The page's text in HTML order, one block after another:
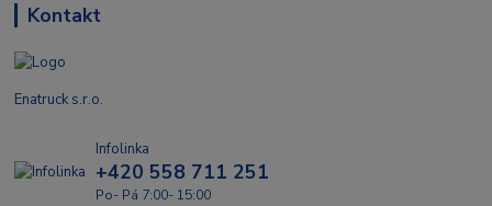
Kontakt
Enatruck s.r.o.
Infolinka
+420 558 711 251
Po- Pá 7:00- 15:00